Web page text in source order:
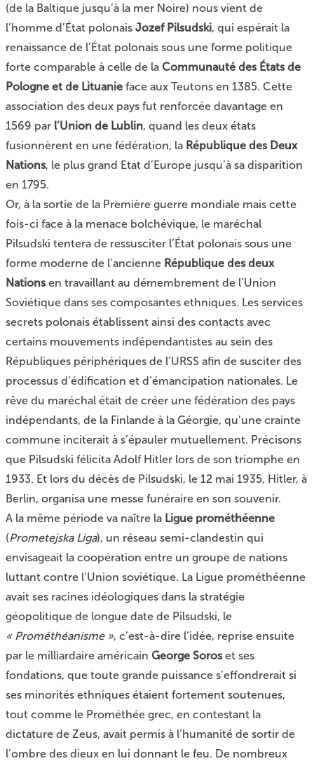
(de la Baltique jusqu’à la mer Noire) nous vient de
l’homme d’État polonais Jozef Pilsudski, qui espérait la
renaissance de l’État polonais sous une forme politique
forte comparable à celle de la Communauté des États de
Pologne et de Lituanie face aux Teutons en 1385. Cette
association des deux pays fut renforcée davantage en
1569 par l’Union de Lublin, quand les deux états
fusionnèrent en une fédération, la République des Deux
Nations, le plus grand Etat d’Europe jusqu’à sa disparition
en 1795.
Or, à la sortie de la Première guerre mondiale mais cette
fois-ci face à la menace bolchévique, le maréchal
Pilsudski tentera de ressusciter l’État polonais sous une
forme moderne de l’ancienne République des deux
Nationsen travaillant au démembrement de l’Union
Soviétique dans ses composantes ethniques. Les services
secrets polonais établissent ainsi des contacts avec
certains mouvements indépendantistes au sein des
Républiques périphériques de l’URSS afin de susciter des
processus d’édification et d’émancipation nationales. Le
rêve du maréchal était de créer une fédération des pays
indépendants, de la Finlande à la Géorgie, qu’une crainte
commune inciterait à s’épauler mutuellement. Précisons
que Pilsudski félicita Adolf Hitler lors de son triomphe en
1933. Et lors du décès de Pilsudski, le 12 mai 1935, Hitler, à
Berlin, organisa une messe funéraire en son souvenir.
A la même période va naître la Ligue prométhéenne
(Prometejska Liga), un réseau semi-clandestin qui
envisageait la coopération entre un groupe de nations
luttant contre l’Union soviétique. La Ligue prométhéenne
avait ses racines idéologiques dans la stratégie
géopolitique de longue date de Pilsudski, le
« Prométhéanisme », c’est-à-dire l’idée, reprise ensuite
par le milliardaire américain George Soroset ses
fondations, que toute grande puissance s’effondrerait si
ses minorités ethniques étaient fortement soutenues,
tout comme le Prométhée grec, en contestant la
dictature de Zeus, avait permis à l’humanité de sortir de
l’ombre des dieux en lui donnant le feu. De nombreux